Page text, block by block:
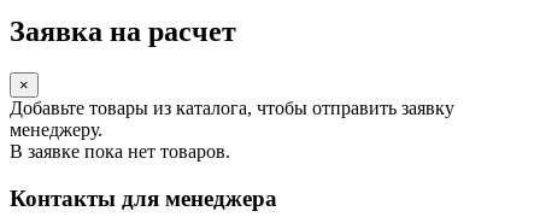
Заявка на расчет
×
Добавьте товары из каталога, чтобы отправить заявку
менеджеру.
В заявке пока нет товаров.
Контакты для менеджера